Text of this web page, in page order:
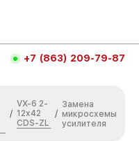
+7 (863) 209-79-87
/
VX-6 2-
12x42
CDS-ZL
/
Замена
микросхемы
усилителя